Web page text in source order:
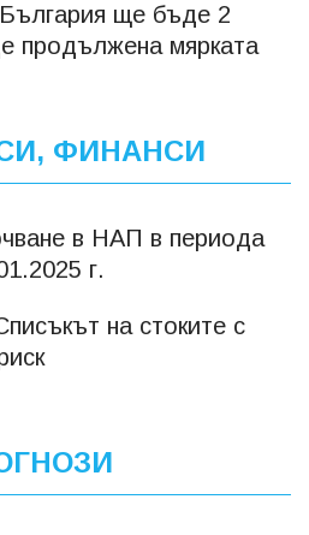
ще бъде 2
продължена мярката
ФИНАНСИ
в НАП в периода
г.
на стоките с